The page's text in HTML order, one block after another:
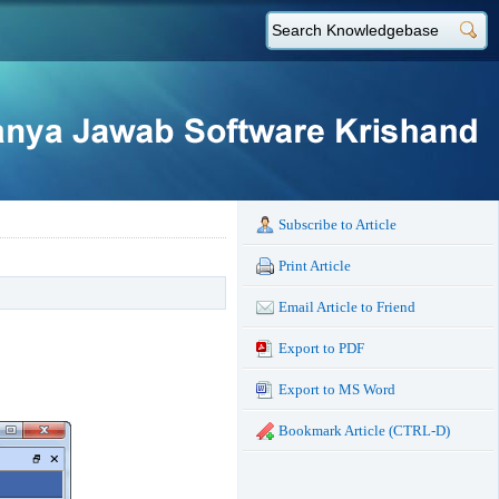
Subscribe to Article
Print Article
Email Article to Friend
Export to PDF
Export to MS Word
Bookmark Article (CTRL-D)